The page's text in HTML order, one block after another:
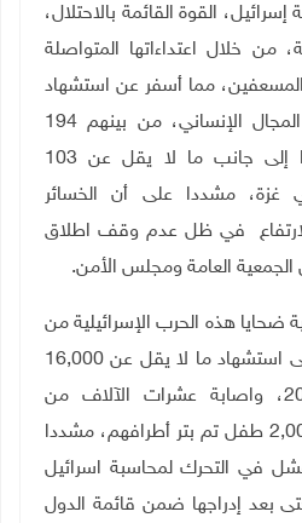
القوة القائمة بالاحتلال،
من خلال اعتداءاتها المتواصلة
مما أسفر عن استشهاد
أكثر من 254 عاملا في المجال الإنساني، من بينهم 194
موظفا في الأونروا، هذا إلى جانب ما لا يقل عن 103
مشددا على أن الخسائر
في ظل عدم وقف اطلاق
الجمعية العامة ومجلس الأمن.
ضحايا هذه الحرب الإسرائيلية من
الأطفال والنساء، مشيرا الى استشهاد ما لا يقل عن 16,000
طفل منذ 8 أكتوبر 2023، واصابة عشرات الآلاف من
الأطفال، منهم أكثر من 2,000 طفل تم بتر أطرافهم، مشددا
في التحرك لمحاسبة اسرائيل
بعد إدراجها ضمن قائمة الدول